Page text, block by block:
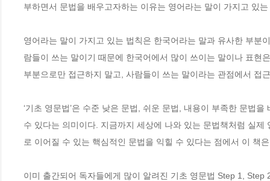
부하면서 문법을 배우고자하는 이유는 영어라는 말이 가지고 있
영어라는 말이 가지고 있는 법칙은 한국어라는 말과 유사한 부분
람들이 쓰는 말이기 때문에 한국어에서 많이 쓰이는 말이나 표현
부분으로만 접근하지 말고, 사람들이 쓰는 말이라는 관점에서 접
‘기초 영문법’은 수준 낮은 문법, 쉬운 문법, 내용이 부족한 문법
수 있다는 의미이다. 지금까지 세상에 나와 있는 문법책처럼 실
로 이어질 수 있는 핵심적인 문법을 익힐 수 있다는 점에서 이 책
이미 출간되어 독자들에게 많이 알려진 기초 영문법 Step 1,